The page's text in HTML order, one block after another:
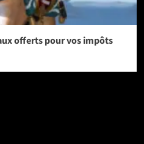
offerts pour vos impôts